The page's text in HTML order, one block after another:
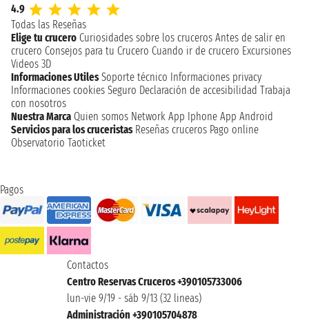
4.9
Todas las Reseñas
Elige tu crucero Curiosidades sobre los cruceros Antes de salir en
crucero Consejos para tu Crucero Cuando ir de crucero Excursiones
Videos 3D
Informaciones Utiles Soporte técnico Informaciones privacy
Informaciones cookies Seguro Declaración de accesibilidad Trabaja
con nosotros
Nuestra Marca Quien somos Network App Iphone App Android
Servicios para los cruceristas Reseñas cruceros Pago online
Observatorio Taoticket
Pagos
Contactos
Centro Reservas Cruceros +390105733006
lun-vie 9/19 - sáb 9/13 (32 lineas)
Administración +390105704878